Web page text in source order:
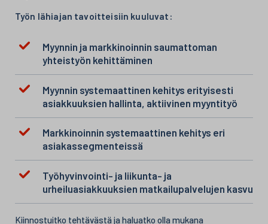
Työn lähiajan tavoitteisiin kuuluvat:
Myynnin ja markkinoinnin saumattoman
yhteistyön kehittäminen
Myynnin systemaattinen kehitys erityisesti
asiakkuuksien hallinta, aktiivinen myyntityö
Markkinoinnin systemaattinen kehitys eri
asiakassegmenteissä
Työhyvinvointi- ja liikunta- ja
urheiluasiakkuuksien matkailupalvelujen kasvu
Kiinnostuitko tehtävästä ja haluatko olla mukana